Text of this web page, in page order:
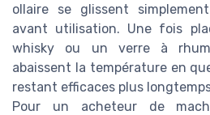
ollaire se glissent
avant utilisation. Une fois
whisky ou un verre à
abaissent la température en
restant efficaces plus
Pour un acheteur de